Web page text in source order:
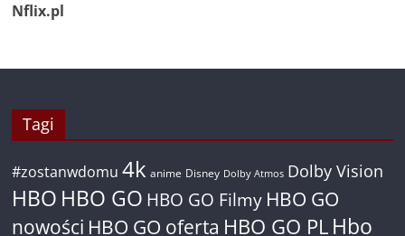
Nflix.pl
Tagi
#zostanwdomu 4k anime Disney Dolby Atmos Dolby Vision
HBO HBO GO HBO GO Filmy HBO GO
nowości HBO GO oferta HBO GO PL Hbo